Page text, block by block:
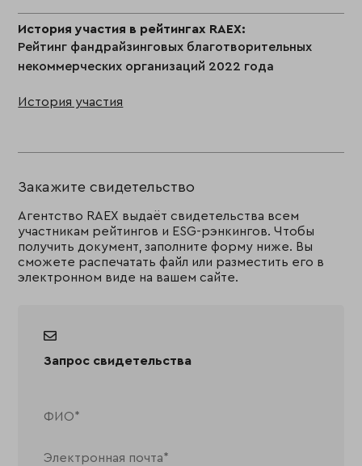
История участия в рейтингах RAEX:
Рейтинг фандрайзинговых благотворительных
некоммерческих организаций 2022 года
История участия
Закажите свидетельство
Агентство RAEX выдаёт свидетельства всем
участникам рейтингов и ESG-рэнкингов. Чтобы
получить документ, заполните форму ниже. Вы
сможете распечатать файл или разместить его в
электронном виде на вашем сайте.
Запрос свидетельства